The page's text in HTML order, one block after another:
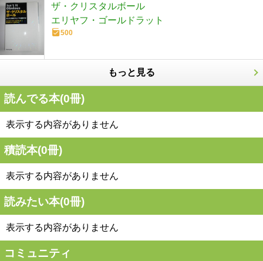
ザ・クリスタルボール
エリヤフ・ゴールドラット
500
もっと見る
読んでる本(0冊)
表示する内容がありません
積読本(0冊)
表示する内容がありません
読みたい本(0冊)
表示する内容がありません
コミュニティ